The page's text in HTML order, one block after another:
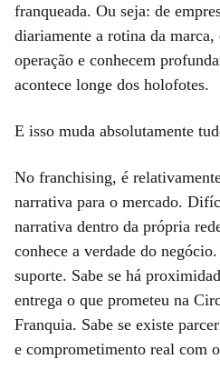
franqueada. Ou seja: de
diariamente a rotina da marca,
operação e conhecem
acontece longe dos holofotes.
E isso muda absolutamente
No franchising, é
narrativa para o mercado.
narrativa dentro da própria
conhece a verdade do
suporte. Sabe se há
entrega o que prometeu na
Franquia. Sabe se existe
e comprometimento real com